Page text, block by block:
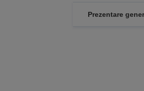
Prezentare